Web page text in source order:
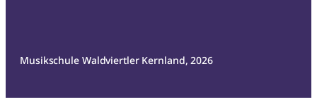
Musikschule Waldviertler Kernland, 2026